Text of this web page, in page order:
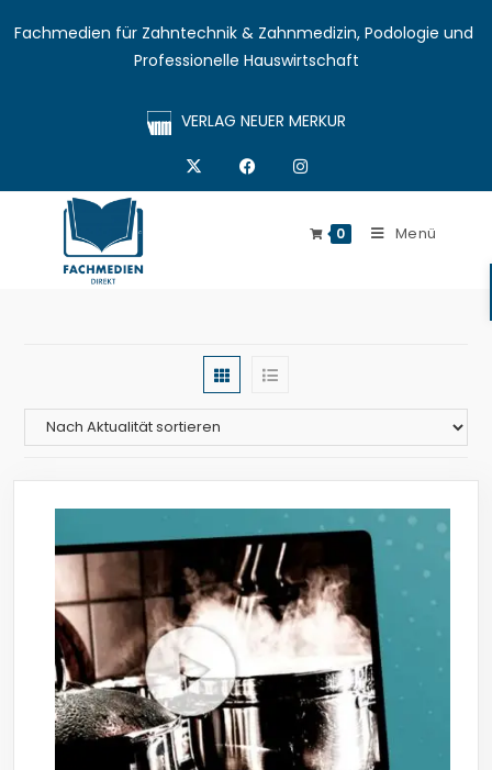
Fachmedien für Zahntechnik & Zahnmedizin, Podologie und
Professionelle Hauswirtschaft
VERLAG NEUER MERKUR
0 Menü